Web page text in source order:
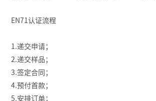
EN71认证流程
1.递交申请；
2.递交样品；
3.签定合同；
4.预付首款；
5.安排订单；